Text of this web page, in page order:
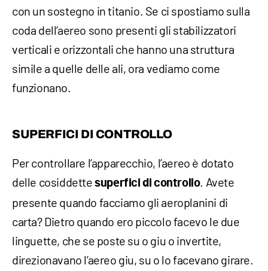
con un sostegno in titanio. Se ci spostiamo sulla
coda dell’aereo sono presenti gli stabilizzatori
verticali e orizzontali che hanno una struttura
simile a quelle delle ali, ora vediamo come
funzionano.
SUPERFICI DI CONTROLLO
Per controllare l’apparecchio, l’aereo è dotato
delle cosiddettesuperfici di controllo. Avete
presente quando facciamo gli aeroplanini di
carta? Dietro quando ero piccolo facevo le due
linguette, che se poste su o giu o invertite,
direzionavano l’aereo giu, su o lo facevano girare.